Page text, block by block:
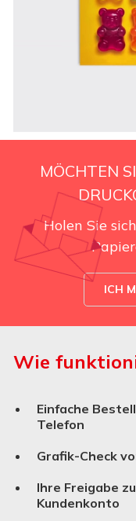
MÖCHTEN
Holen Sie
ICH
Wie
Einfache
Telefon
Grafik-Check
Ihre Freigabe
Kundenkonto